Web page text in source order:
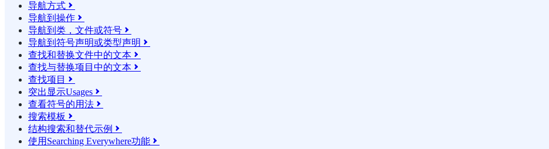
导航方式 
导航到操作 
导航到类，文件或符号 
导航到符号声明或类型声明 
查找和替换文件中的文本 
查找与替换项目中的文本 
查找项目 
突出显示Usages 
查看符号的用法 
搜索模板 
结构搜索和替代示例 
使用Searching Everywhere功能 